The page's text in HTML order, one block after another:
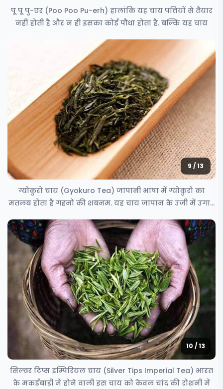
पू पू पु-एर (Poo Poo Pu-erh) हालांकि यह चाय पत्तियों से तैयार
नहीं होती है और न ही इसका कोई पौधा होता है. बल्कि यह चाय
9 / 13
ग्योकुरो चाय (Gyokuro Tea) जापानी भाषा में ग्योकुरो का
मतलब होता है गहनों की शबनम. यह चाय जापान के उजी में उगाई
10 / 13
सिल्वर टिप्स इम्पिरियल चाय (Silver Tips Imperial Tea) भारत
के मकईबाड़ी में होने वाली इस चाय को केवल चांद की रोशनी में